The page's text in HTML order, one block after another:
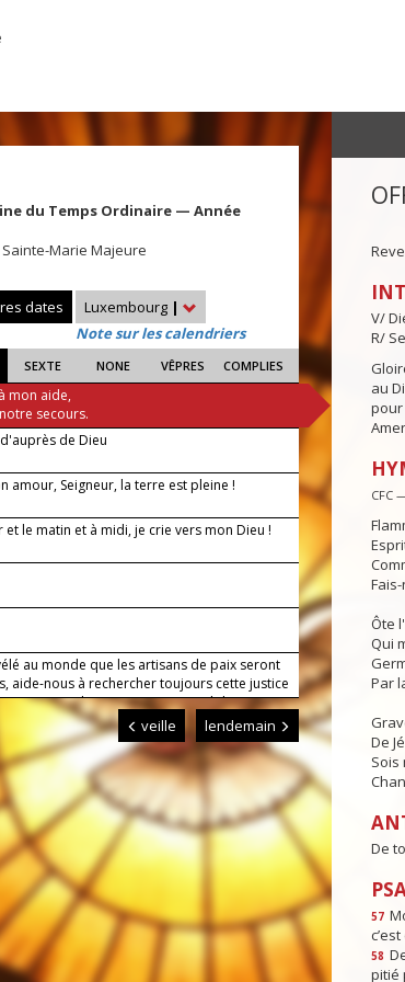
du Temps Ordinaire — Année
Marie Majeure
dates Luxembourg |
Note sur les calendriers
SEXTE NONE VÊPRES COMPLIES
mon aide,
secours.
de Dieu
amour, Seigneur, la terre est pleine !
et le matin et à midi, je crie vers mon Dieu !
au monde que les artisans de paix seront
aide-nous à rechercher toujours cette justice
aux hommes une paix solide et
veille lendemain
V/
R/
au
pour
CFC
Ôte
Qui
Par
De
De
57
58
pitié